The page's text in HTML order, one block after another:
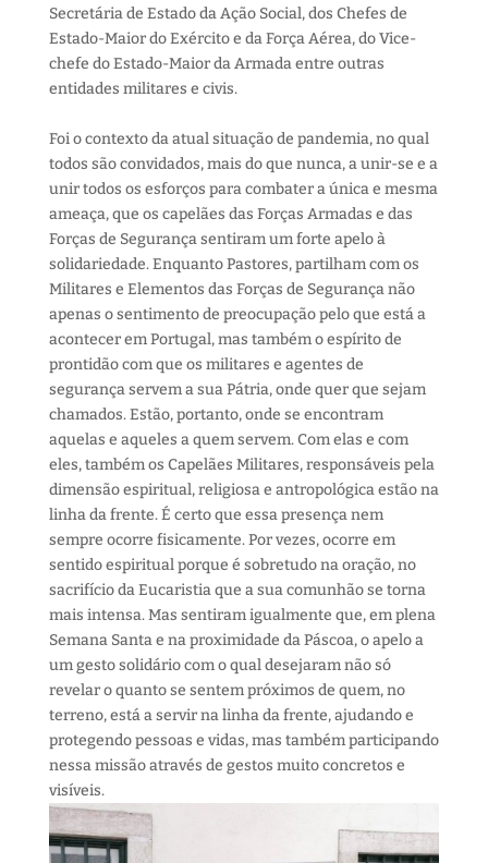
Secretária de Estado da Ação Social, dos Chefes de
Estado-Maior do Exército e da Força Aérea, do Vice-
chefe do Estado-Maior da Armada entre outras
entidades militares e civis.
Foi o contexto da atual situação de pandemia, no qual
todos são convidados, mais do que nunca, a unir-se e a
unir todos os esforços para combater a única e mesma
ameaça, que os capelães das Forças Armadas e das
Forças de Segurança sentiram um forte apelo à
solidariedade. Enquanto Pastores, partilham com os
Militares e Elementos das Forças de Segurança não
apenas o sentimento de preocupação pelo que está a
acontecer em Portugal, mas também o espírito de
prontidão com que os militares e agentes de
segurança servem a sua Pátria, onde quer que sejam
chamados. Estão, portanto, onde se encontram
aquelas e aqueles a quem servem. Com elas e com
eles, também os Capelães Militares, responsáveis pela
dimensão espiritual, religiosa e antropológica estão na
linha da frente. É certo que essa presença nem
sempre ocorre fisicamente. Por vezes, ocorre em
sentido espiritual porque é sobretudo na oração, no
sacrifício da Eucaristia que a sua comunhão se torna
mais intensa. Mas sentiram igualmente que, em plena
Semana Santa e na proximidade da Páscoa, o apelo a
um gesto solidário com o qual desejaram não só
revelar o quanto se sentem próximos de quem, no
terreno, está a servir na linha da frente, ajudando e
protegendo pessoas e vidas, mas também participando
nessa missão através de gestos muito concretos e
visíveis.